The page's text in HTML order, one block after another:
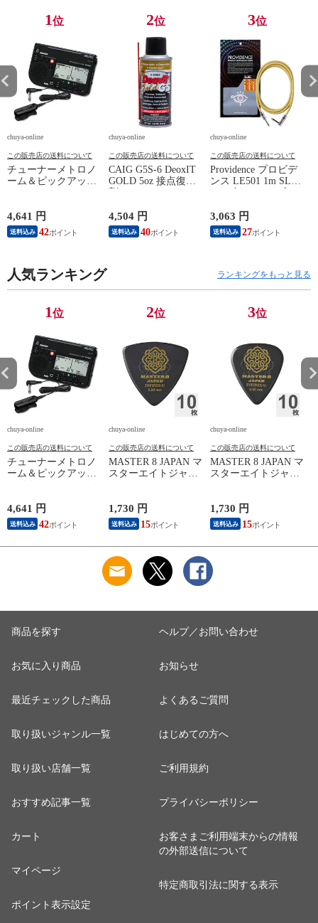
1位
chuya-online
この販売店の送料について
チューナーメトロノ
ーム＆ピックアップ
スペシャルパック ブ
ラック
4,641 円
送料込み 42
2位
chuya-online
この販売店の送料について
CAIG G5S-6 DeoxIT
GOLD 5oz 接点復活
剤
4,504 円
送料込み 40
3位
chuya-online
この販売店の送料について
Providence プロビデ
ンス LE501 1m SL
YL ギターケーブル
3,063 円
送料込み 27
人気ランキング ランキングをもっと見る
1位
chuya-online
この販売店の送料について
チューナーメトロノ
ーム＆ピックアップ
スペシャルパック ブ
ラック
4,641 円
送料込み 42
2位
chuya-online
この販売店の送料について
MASTER 8 JAPAN マ
スターエイトジャパ
Polish TRIANGLE
0.88mm ギターピッ
ク×10枚
1,730 円
送料込み 15
3位
chuya-online
この販売店の送料について
MASTER 8 JAPAN マ
スターエイトジャパ
Polish TEARDROP
0.88mm ギターピッ
ク×10枚
1,730 円
送料込み 15
商品を探す
お気に入り商品
最近チェックした商品
取り扱いジャンル一覧
取り扱い店舗一覧
おすすめ記事一覧
カート
マイページ
ポイント表示設定
ヘルプ／お問い合わせ
お知らせ
よくあるご質問
はじめての方へ
ご利用規約
プライバシーポリシー
お客さまご利用端末からの情報
の外部送信について
特定商取引法に関する表示